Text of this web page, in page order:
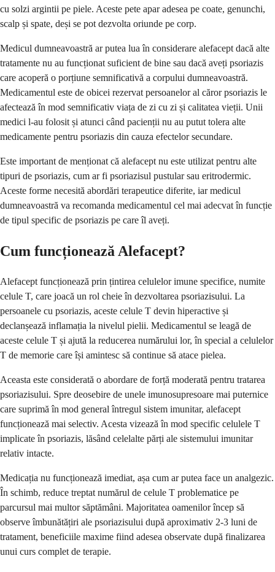
cu solzi argintii pe piele. Aceste pete apar adesea pe coate, genunchi,
scalp și spate, deși se pot dezvolta oriunde pe corp.
Medicul dumneavoastră ar putea lua în considerare alefacept dacă alte
tratamente nu au funcționat suficient de bine sau dacă aveți psoriazis
care acoperă o porțiune semnificativă a corpului dumneavoastră.
Medicamentul este de obicei rezervat persoanelor al căror psoriazis le
afectează în mod semnificativ viața de zi cu zi și calitatea vieții. Unii
medici l-au folosit și atunci când pacienții nu au putut tolera alte
medicamente pentru psoriazis din cauza efectelor secundare.
Este important de menționat că alefacept nu este utilizat pentru alte
tipuri de psoriazis, cum ar fi psoriazisul pustular sau eritrodermic.
Aceste forme necesită abordări terapeutice diferite, iar medicul
dumneavoastră va recomanda medicamentul cel mai adecvat în funcție
de tipul specific de psoriazis pe care îl aveți.
Cum funcționează Alefacept?
Alefacept funcționează prin țintirea celulelor imune specifice, numite
celule T, care joacă un rol cheie în dezvoltarea psoriazisului. La
persoanele cu psoriazis, aceste celule T devin hiperactive și
declanșează inflamația la nivelul pielii. Medicamentul se leagă de
aceste celule T și ajută la reducerea numărului lor, în special a celulelor
T de memorie care își amintesc să continue să atace pielea.
Aceasta este considerată o abordare de forță moderată pentru tratarea
psoriazisului. Spre deosebire de unele imunosupresoare mai puternice
care suprimă în mod general întregul sistem imunitar, alefacept
funcționează mai selectiv. Acesta vizează în mod specific celulele T
implicate în psoriazis, lăsând celelalte părți ale sistemului imunitar
relativ intacte.
Medicația nu funcționează imediat, așa cum ar putea face un analgezic.
În schimb, reduce treptat numărul de celule T problematice pe
parcursul mai multor săptămâni. Majoritatea oamenilor încep să
observe îmbunătățiri ale psoriazisului după aproximativ 2-3 luni de
tratament, beneficiile maxime fiind adesea observate după finalizarea
unui curs complet de terapie.